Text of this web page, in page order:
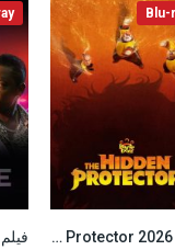
7
Blu-
فيلم Boonie Bears: The Hidden Protector 2026 مترجم